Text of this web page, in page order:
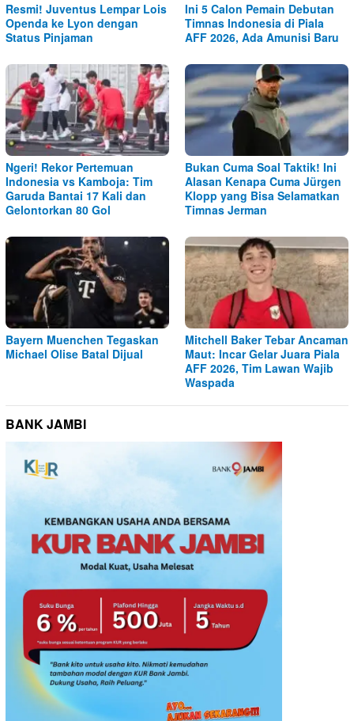
Resmi! Juventus Lempar Lois
Openda ke Lyon dengan
Status Pinjaman
Ini 5 Calon Pemain Debutan
Timnas Indonesia di Piala
AFF 2026, Ada Amunisi Baru
Ngeri! Rekor Pertemuan
Indonesia vs Kamboja: Tim
Garuda Bantai 17 Kali dan
Gelontorkan 80 Gol
Bukan Cuma Soal Taktik! Ini
Alasan Kenapa Cuma Jürgen
Klopp yang Bisa Selamatkan
Timnas Jerman
Bayern Muenchen Tegaskan
Michael Olise Batal Dijual
Mitchell Baker Tebar Ancaman
Maut: Incar Gelar Juara Piala
AFF 2026, Tim Lawan Wajib
Waspada
BANK JAMBI